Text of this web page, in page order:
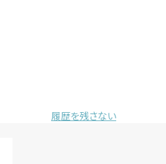
履歴を残さない